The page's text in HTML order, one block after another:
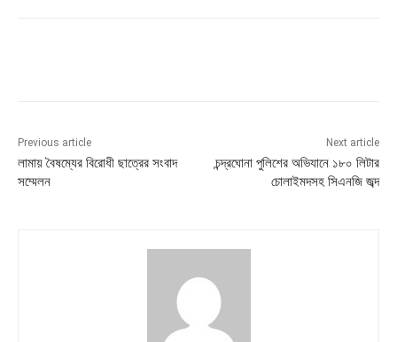
Previous article
লামায় বৈষম্যের বিরোধী ছাত্রের সংবাদ
সম্মেলন
Next article
চন্দ্রঘোনা পুলিশের অভিযানে ১৮০ লিটার
চোলাইমদসহ সিএনজি জব্দ